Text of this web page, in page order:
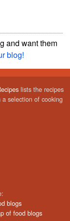
and want them
blog!
lists the recipes
a selection of cooking
blogs
of food blogs